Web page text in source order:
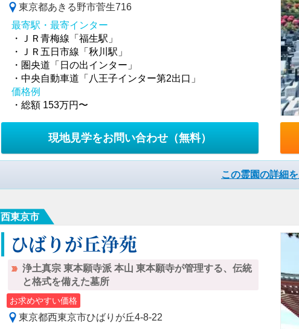
東京都あきる野市菅生716
最寄駅・最寄インター
・ＪＲ青梅線「福生駅」
・ＪＲ五日市線「秋川駅」
・圏央道「日の出インター」
・中央自動車道「八王子インター第2出口」
価格例
・総額 153万円〜
現地見学をお問い合わせ （無料）
この霊園の詳細
西東京市
ひばりが丘浄苑
浄土真宗 東本願寺派 本山 東本願寺が管理する、伝統
と格式を備えた墓所
お求めやすい価格
東京都西東京市ひばりが丘4-8-22